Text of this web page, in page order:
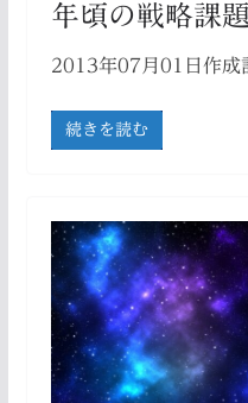
年頃の戦略課
2013年07月01日作成
続きを読む